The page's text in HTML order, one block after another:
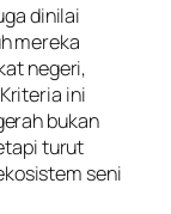
dinilai
mereka
negeri,
ini
bukan
turut
seni